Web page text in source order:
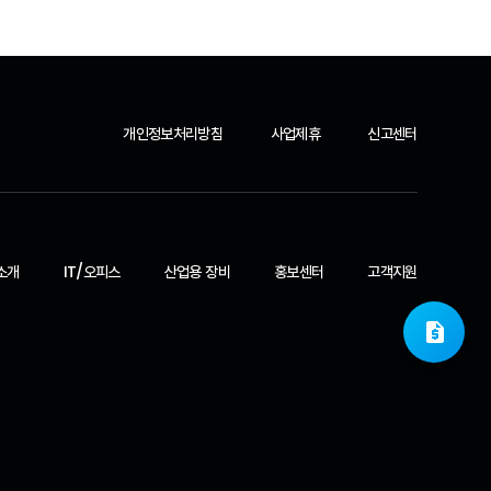
request_quote
개인정보처리방침 사업제휴 신고센터
개 IT/오피스 산업용 장비 홍보센터 고객지원